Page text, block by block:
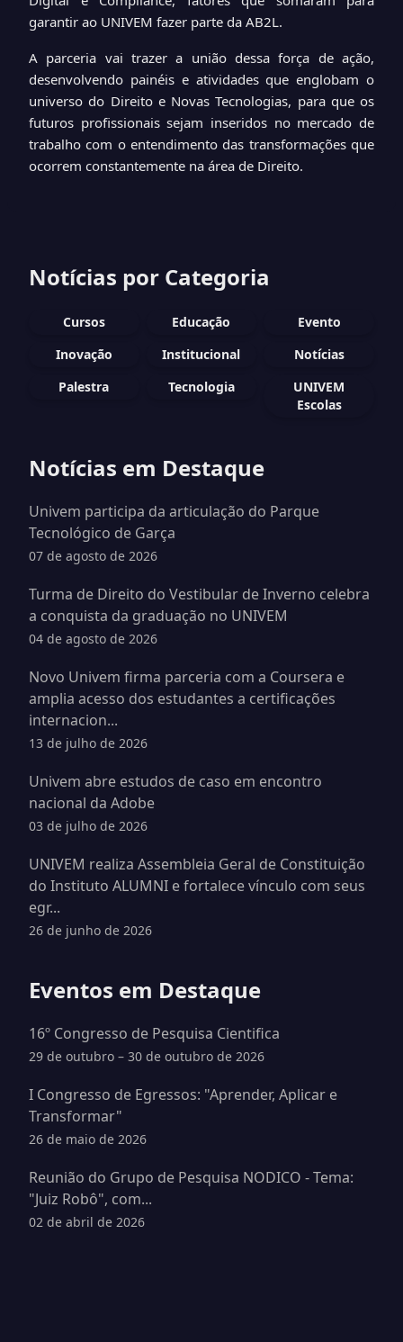
garantir ao UNIVEM fazer parte da AB2L.
A parceria vai trazer a união dessa força de ação,
desenvolvendo painéis e atividades que englobam o
universo do Direito e Novas Tecnologias, para que os
futuros profissionais sejam inseridos no mercado de
trabalho com o entendimento das transformações que
ocorrem constantemente na área de Direito.
Notícias por Categoria
Cursos Educação
Evento
Inovação
Institucional
Notícias
Palestra
Tecnologia
UNIVEM
Escolas
Notícias em Destaque
Univem participa da articulação do Parque
Tecnológico de Garça
07 de agosto de 2026
Turma de Direito do Vestibular de Inverno celebra
a conquista da graduação no UNIVEM
04 de agosto de 2026
Novo Univem firma parceria com a Coursera e
amplia acesso dos estudantes a certificações
internacion...
13 de julho de 2026
Univem abre estudos de caso em encontro
nacional da Adobe
03 de julho de 2026
UNIVEM realiza Assembleia Geral de Constituição
do Instituto ALUMNI e fortalece vínculo com seus
egr...
26 de junho de 2026
Eventos em Destaque
16º Congresso de Pesquisa Cientifica
29 de outubro – 30 de outubro de 2026
I Congresso de Egressos: "Aprender, Aplicar e
Transformar"
26 de maio de 2026
Reunião do Grupo de Pesquisa NODICO - Tema:
"Juiz Robô", com...
02 de abril de 2026